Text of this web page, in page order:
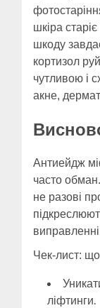
шкіра
шкоду
кортизол
чутливою і
акне,
Антиейдж
часто
не разові
Чек-лист:
ліфтинги.